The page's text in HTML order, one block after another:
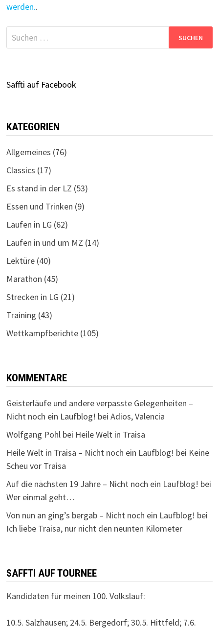
werden..
Suchen
nach:
Saffti auf Facebook
KATEGORIEN
Allgemeines (76)
Classics (17)
Es stand in der LZ (53)
Essen und Trinken (9)
Laufen in LG (62)
Laufen in und um MZ (14)
Lektüre(40)
Marathon (45)
Strecken in LG (21)
Training (43)
Wettkampfberichte(105)
KOMMENTARE
Geisterläufe und andere verpasste Gelegenheiten –
Nicht noch ein Laufblog! bei Adios, Valencia
Wolfgang Pohlbei Heile Welt in Traisa
Heile Welt in Traisa – Nicht noch ein Laufblog! bei Keine
Scheu vor Traisa
Auf die nächsten 19 Jahre – Nicht noch ein Laufblog! bei
Wer einmal geht…
Von nun an ging’s bergab – Nicht noch ein Laufblog! bei
Ich liebe Traisa, nur nicht den neunten Kilometer
SAFFTI AUF TOURNEE
Kandidaten für meinen 100. Volkslauf:
10.5. Salzhausen; 24.5. Bergedorf; 30.5. Hittfeld; 7.6.